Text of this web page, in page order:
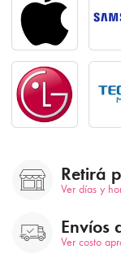
Retirá
Ver días y
Envíos
Ver costo